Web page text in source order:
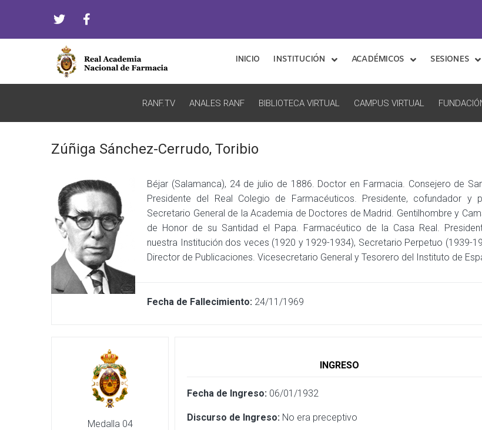
INICIO INSTITUCIÓN ACADÉMICOS SESIONES
RANF.TV ANALES RANF BIBLIOTECA VIRTUAL CAMPUS VIRTUAL
Zúñiga Sánchez-Cerrudo, Toribio
Béjar (Salamanca), 24 de julio de 1886. Doctor en Farmacia. Consejero de
Presidente del Real Colegio de Farmacéuticos. Presidente, cofundador y
Secretario General de la Academia de Doctores de Madrid. Gentilhombre y
de Honor de su Santidad el Papa. Farmacéutico de la Casa Real.
nuestra Institución dos veces (1920 y 1929-1934), Secretario Perpetuo (1939-
Director de Publicaciones. Vicesecretario General y Tesorero del Instituto de
Fecha de Fallecimiento: 24/11/1969
Medalla 04
INGRESO
Fecha de Ingreso: 06/01/1932
Discurso de Ingreso: No era preceptivo